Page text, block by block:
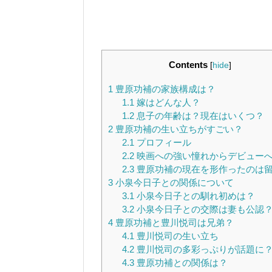
Contents [hide]
1 豊原功補の家族構成は？
1.1嫁はどんな人？
1.2息子の年齢は？現在はいくつ？
2 豊原功補の生い立ちがすごい？
2.1プロフィール
2.2映画への強い憧れからデビュー
2.3豊原功補の現在を形作ったのは
3 小泉今日子との関係について
3.1小泉今日子との馴れ初めは？
3.2小泉今日子との交際は妻も公認？
4 豊原功補と豊川悦司は兄弟？
4.1豊川悦司の生い立ち
4.2豊川悦司の多彩っぷりが話題に？
4.3豊原功補との関係は？